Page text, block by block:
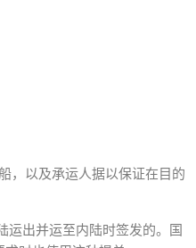
，以及承运人据以保证在目的
运出并运至内陆时签发的。国